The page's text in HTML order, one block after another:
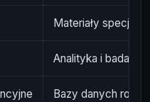
Materiały
Analityka i badania
Bazy danych